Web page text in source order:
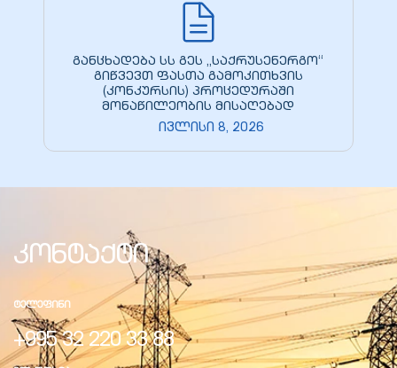
განცხადება სს გეს „საქრუსენერგო“
გიწვევთ ფასთა გამოკითხვის
(კონკურსის) პროცედურაში
მონაწილეობის მისაღებად
ივლისი 8, 2026
კონტაქტი
ᲢᲔᲚᲔᲤᲘᲜᲘ
+995 32 220 33 88